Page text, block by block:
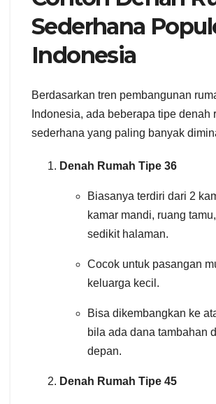
Sederhana
Indonesia
Berdasarkan tren pembangunan
Indonesia, ada beberapa tipe denah
sederhana yang paling banyak
Denah Rumah Tipe 36
Biasanya terdiri dari 2
kamar mandi, ruang
sedikit halaman.
Cocok untuk pasangan
keluarga kecil.
Bisa dikembangkan ke
bila ada dana tambahan
depan.
Denah Rumah Tipe 45